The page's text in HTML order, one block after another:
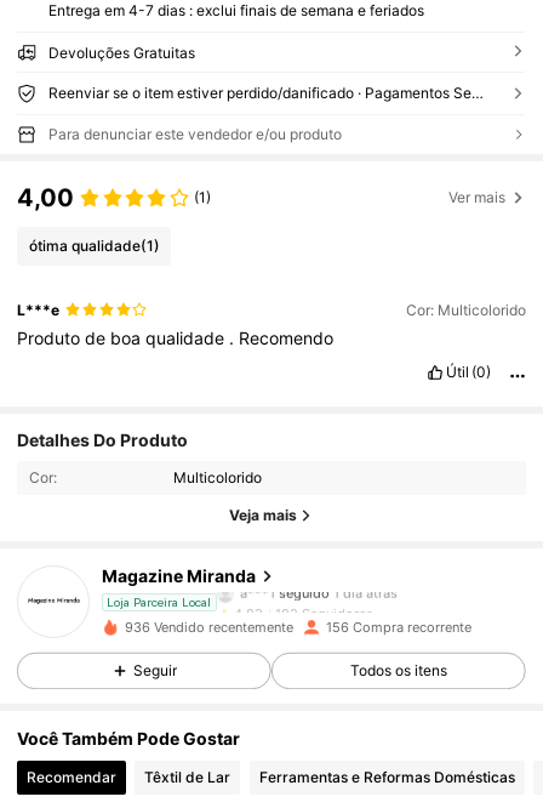
Entrega em 4-7 dias : exclui finais de semana e feriados
Devoluções Gratuitas
Reenviar se o item estiver perdido/danificado · Pagamentos Seguros · Proteção de privacidade
Para denunciar este vendedor e/ou produto
4,00 (1) Ver mais
ótima qualidade(1)
L***e Cor: Multicolorido
Produtode boaqualidade . Recomendo
Útil (0)
Detalhes Do Produto
Cor: Multicolorido
Veja mais
Magazine Miranda
Loja Parceira Local
4,83
4,83 182 Seguidores
4,83 182 Seguidores
4,83 182 Seguidores
936 Vendido recentemente 156 Compra recorrente
Seguir Todos os itens
Você Também Pode Gostar
Recomendar Têxtil de Lar Ferramentas e Reformas Domésticas